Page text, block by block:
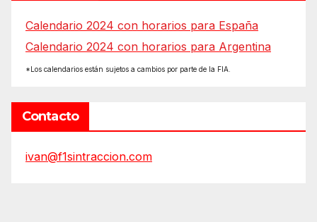
Calendario 2024 con horarios para España
Calendario 2024 con horarios para Argentina
*Los calendarios están sujetos a cambios por parte de la FIA.
Contacto
ivan@f1sintraccion.com